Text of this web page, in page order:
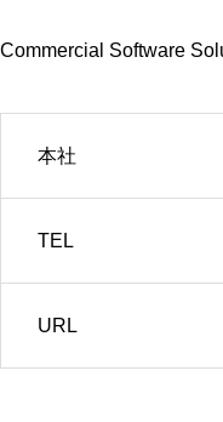
Commercial Software
本社
TEL
URL